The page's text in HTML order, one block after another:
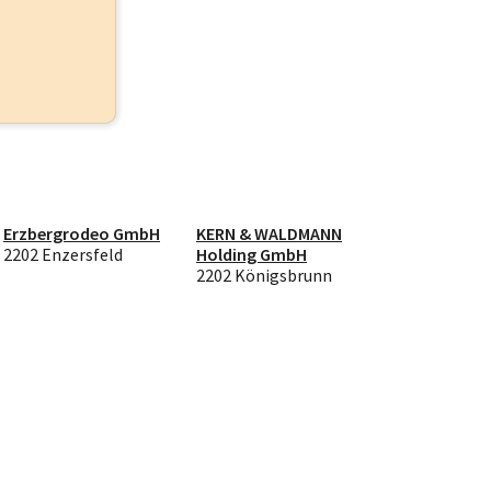
Erzbergrodeo GmbH
2202 Enzersfeld
KERN & WALDMANN
Holding GmbH
2202 Königsbrunn